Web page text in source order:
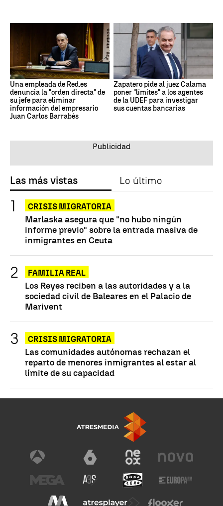
Una empleada de Red.es
denuncia la "orden directa" de
su jefe para eliminar
información del empresario
Juan Carlos Barrabés
Zapatero pide al juez Calama
poner "límites" a los agentes
de la UDEF para investigar
sus cuentas bancarias
Las más vistas Lo último
CRISIS MIGRATORIA
Marlaska asegura que "no hubo ningún
informe previo" sobre la entrada masiva de
inmigrantes en Ceuta
FAMILIA REAL
Los Reyes reciben a las autoridades y a la
sociedad civil de Baleares en el Palacio de
Marivent
CRISIS MIGRATORIA
Las comunidades autónomas rechazan el
reparto de menores inmigrantes al estar al
límite de su capacidad